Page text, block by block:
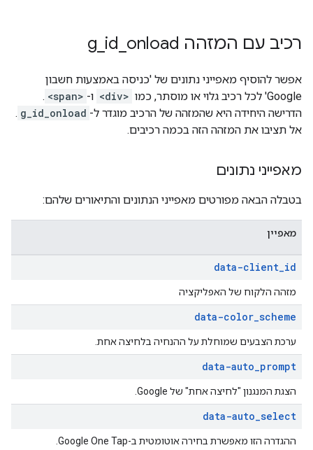
רכיב עם המזהה g id onload
אפשר להוסיף מאפייני נתונים של 'כניסה באמצעות חשבון
Google' לכל רכיב גלוי או מוסתר, כמו
<div> ו- <span>
.
הדרישה היחידה היא שהמזהה של הרכיב מוגדר ל- g_id_onload
.
אל תציבו את המזהה הזה בכמה רכיבים.
מאפייני נתונים
בטבלה הבאה מפורטים מאפייני הנתונים והתיאורים שלהם:
מאפיין
data-client_id
מזהה הלקוח של האפליקציה
data-color_scheme
ערכת הצבעים שמוחלת על ההנחיה בלחיצה אחת.
data-auto_prompt
הצגת המנגנון "לחיצה אחת" של Google.
data-auto_select
ההגדרה הזו מאפשרת בחירה אוטומטית ב-Google One Tap.